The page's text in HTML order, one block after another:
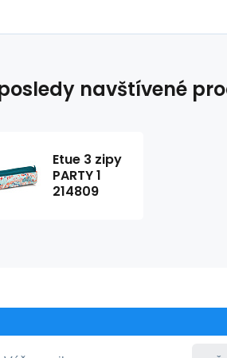
navštívené
Etue 3 zipy
PARTY 1
214809